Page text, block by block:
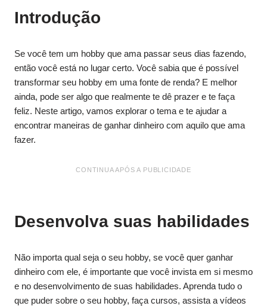
Introdução
Se você tem um hobby que ama passar seus dias fazendo,
então você está no lugar certo. Você sabia que é possível
transformar seu hobby em uma fonte de renda? E melhor
ainda, pode ser algo que realmente te dê prazer e te faça
feliz. Neste artigo, vamos explorar o tema e te ajudar a
encontrar maneiras de ganhar dinheiro com aquilo que ama
fazer.
CONTINUA APÓS A PUBLICIDADE
Desenvolva suas habilidades
Não importa qual seja o seu hobby, se você quer ganhar
dinheiro com ele, é importante que você invista em si mesmo
e no desenvolvimento de suas habilidades. Aprenda tudo o
que puder sobre o seu hobby, faça cursos, assista a vídeos